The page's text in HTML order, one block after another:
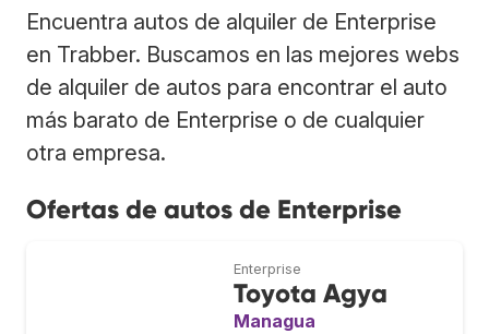
Encuentra autos de alquiler de Enterprise
en Trabber. Buscamos en las mejores webs
de alquiler de autos para encontrar el auto
más barato de Enterprise o de cualquier
otra empresa.
Ofertas de autos de Enterprise
Enterprise
Toyota Agya
Managua